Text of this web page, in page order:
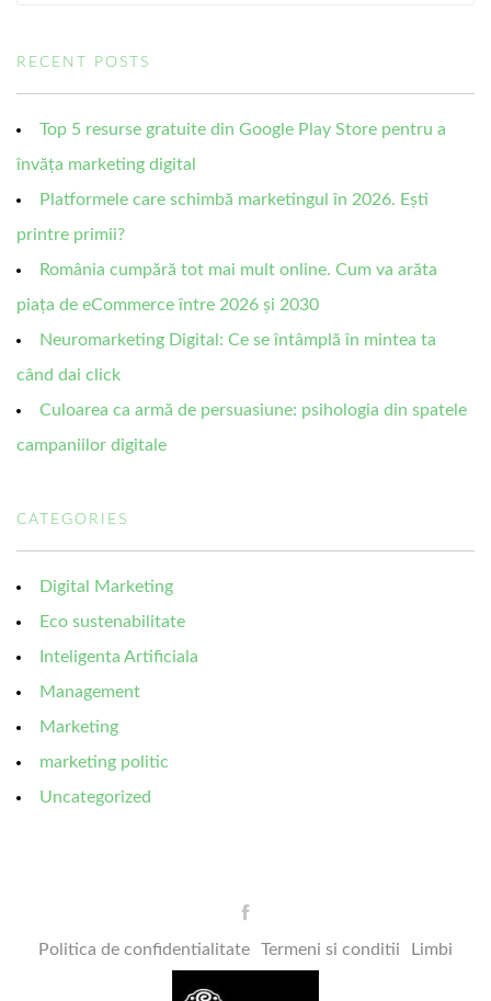
RECENT POSTS
Top 5 resurse gratuite din Google Play Store pentru a
învăța marketing digital
Platformele care schimbă marketingul în 2026. Ești
printre primii?
România cumpără tot mai mult online. Cum va arăta
piața de eCommerce între 2026 și 2030
Neuromarketing Digital: Ce se întâmplă în mintea ta
când dai click
Culoarea ca armă de persuasiune: psihologia din spatele
campaniilor digitale
CATEGORIES
Digital Marketing
Eco sustenabilitate
Inteligenta Artificiala
Management
Marketing
marketing politic
Uncategorized
Politica de confidentialitate Termeni si conditii Limbi